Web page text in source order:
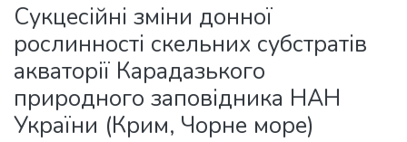
Statistics
Сукцесійні зміни донної
рослинності скельних субстратів
акваторії Карадазького
природного заповідника НАН
України (Крим, Чорне море)